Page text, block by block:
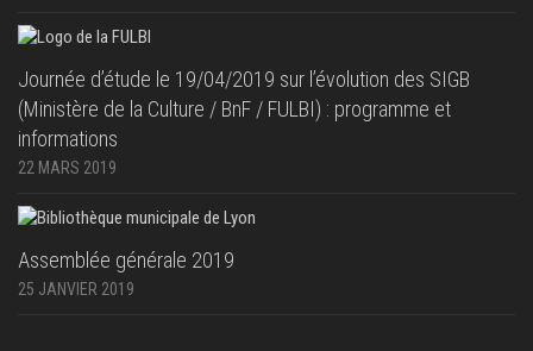
Journée d’étude le 19/04/2019 sur l’évolution des SIGB
(Ministère de la Culture / BnF / FULBI) : programme et
informations
22 MARS 2019
Assemblée générale 2019
25 JANVIER 2019